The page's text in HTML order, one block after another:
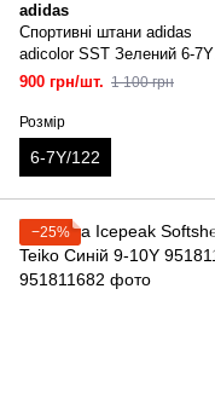
adidas
Спортивні штани adidas
adicolor SST Зелений 6-7Y
IY4792
900 грн/шт. 1 100 грн
Розмір
6-7Y/122
−25%